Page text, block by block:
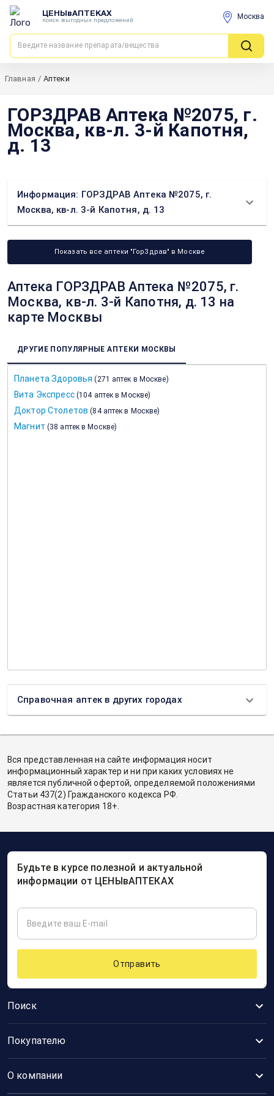
ЦЕНЫвАПТЕКАХ
поиск выгодных предложений Москва
Главная / Аптеки
ГОРЗДРАВ Аптека №2075, г.
Москва, кв-л. 3-й Капотня,
д. 13
Информация: ГОРЗДРАВ Аптека №2075, г.
Москва, кв-л. 3-й Капотня, д. 13
Показать все аптеки "ГорЗдрав" в Москве
Аптека ГОРЗДРАВ Аптека №2075, г.
Москва, кв-л. 3-й Капотня, д. 13 на
карте Москвы
ДРУГИЕ ПОПУЛЯРНЫЕ АПТЕКИ МОСКВЫ
Планета Здоровья (271 аптек в Москве)
Вита Экспресс (104 аптек в Москве)
Доктор Столетов (84 аптек в Москве)
Магнит (38 аптек в Москве)
Справочная аптек в других городах
Вся представленная на сайте информация носит
информационный характер и ни при каких условиях не
является публичной офертой, определяемой положениями
Статьи 437(2) Гражданского кодекса РФ.
Возрастная категория 18+.
Поиск
Покупателю
О компании
Будьте в курсе полезной и актуальной
информации от ЦЕНЫвАПТЕКАХ
Отправить